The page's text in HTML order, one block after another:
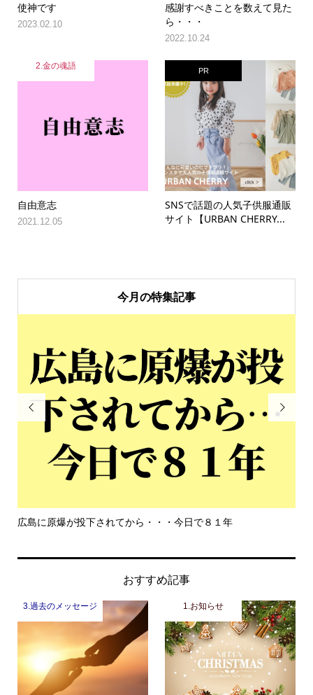
使神です
2023.02.10
感謝すべきことを数えて見た
ら・・・
2022.10.24
2.金の魂語
自由意志
2021.12.05
PR
SNSで話題の人気子供服通販
サイト【URBAN CHERRY...
今月の特集記事

もっと危機感を持って生きて欲しい

おすすめ記事
3.過去のメッセージ 1.お知らせ